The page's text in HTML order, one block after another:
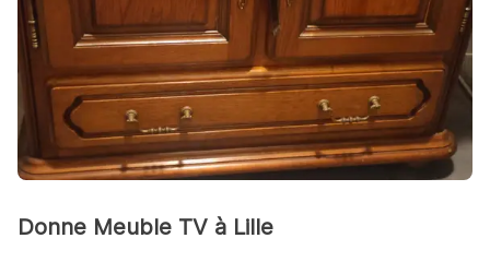
Donne Meuble TV à Lille